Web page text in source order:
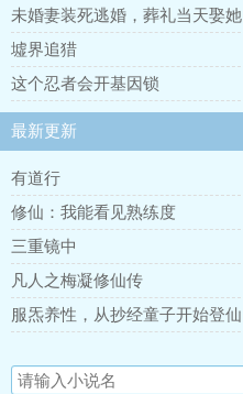
男？
未婚妻装死逃婚，葬礼当天娶她
姐
墟界追猎
这个忍者会开基因锁
最新更新
有道行
修仙：我能看见熟练度
三重镜中
凡人之梅凝修仙传
服炁养性，从抄经童子开始登仙